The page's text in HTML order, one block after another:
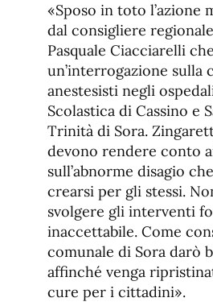
«Sposo in toto l’azione
dal consigliere
Pasquale Ciacciarelli
un’interrogazione sulla
anestesisti negli
Scolastica di Cassino e
Trinità di Sora.
devono rendere conto
sull’abnorme disagio
crearsi per gli stessi.
svolgere gli interventi
inaccettabile. Come
comunale di Sora darò
affinché venga
cure per i cittadini».